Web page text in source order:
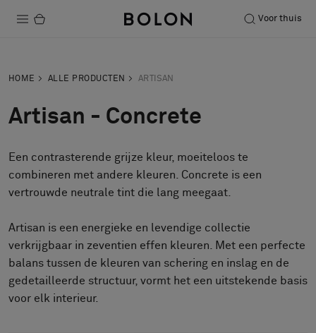
Voor thuis
Duurzaamheid
Installatie
Onderhoud
Samenwerkingen met Designers
Over ons
HOME ALLE PRODUCTEN ARTISAN
Artisan - Concrete
Een contrasterende grijze kleur, moeiteloos te
combineren met andere kleuren. Concrete is een
vertrouwde neutrale tint die lang meegaat.
Artisan is een energieke en levendige collectie
verkrijgbaar in zeventien effen kleuren. Met een perfecte
balans tussen de kleuren van schering en inslag en de
gedetailleerde structuur, vormt het een uitstekende basis
voor elk interieur.